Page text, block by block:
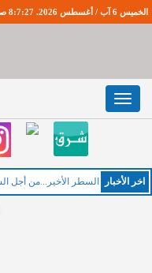
الخميس 6 آب / أغسطس 2026. 8:7:28 صباحاً
Toggle
navigation
اخر اﻷخبار الخم